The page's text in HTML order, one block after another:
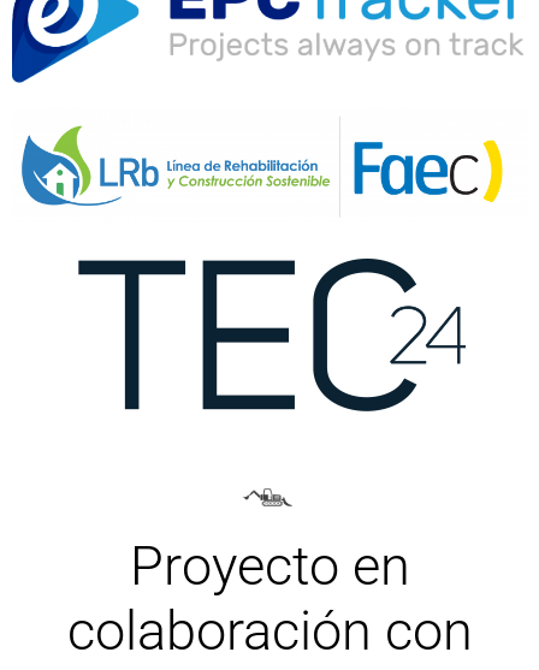
Proyecto en
colaboración con